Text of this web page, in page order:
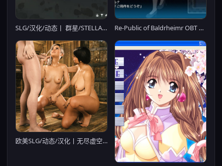
SLG/汉化/动态丨 群星/STELLARIS Ver3.14.159265 季票9 绅士整合版 【20250404】_1 Re-Public of Baldrheimr OBT Ver1.60云汉化+全回想【20230315】
欧美SLG/动态/汉化丨无尽虚空的传说 /Tales from the Unending Void S2 v0.20【20240829】